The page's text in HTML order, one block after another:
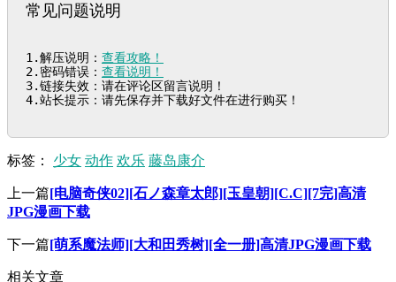
常见问题说明
1.解压说明： 查看攻略！
2.密码错误： 查看说明！
3.链接失效：请在评论区留言说明！
4.站长提示：请先保存并下载好文件在进行购买！
标签： 少女 动作 欢乐 藤岛康介
上一篇[电脑奇侠02][石ノ森章太郎][玉皇朝][C.C][7完]高清
JPG漫画下载
下一篇[萌系魔法师][大和田秀树][全一册]高清JPG漫画下载
相关文章